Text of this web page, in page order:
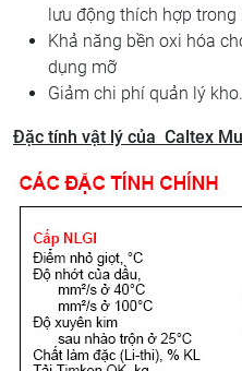
lưu động thích hợp
Khả năng bền oxi hóa
dụng mỡ
Giảm chi phí quản lý kho.
Đặc tính vật lý của Caltex